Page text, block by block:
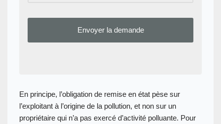
En principe, l’obligation de remise en état pèse sur
l’exploitant à l’origine de la pollution, et non sur un
propriétaire qui n’a pas exercé d’activité polluante. Pour